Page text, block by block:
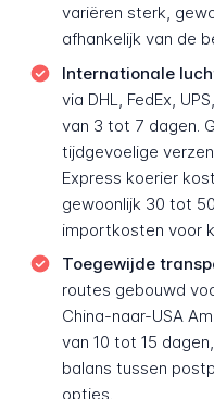
variëren sterk,
afhankelijk van de
Internationale
via DHL, FedEx,
van 3 tot 7 dagen.
tijdgevoelige
Express koerier
gewoonlijk 30 tot
importkosten voor
Toegewijde
routes gebouwd
China-naar-USA
van 10 tot 15
balans tussen
opties.